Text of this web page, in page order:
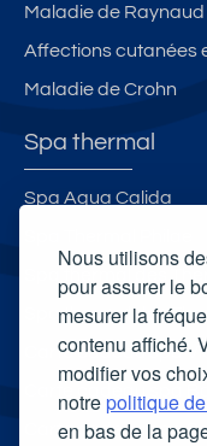
Nous utilisons
pour assurer le
mesurer la
contenu affiché.
modifier vos
notrepolitique
en bas de la
Maladie de Raynaud
Affections cutanées
Maladie de Crohn
Spa thermal
Spa Aqua Calida
Spa thermal des
Carte cadeau spa
Carte cadeau spa
Carte cadeau spa